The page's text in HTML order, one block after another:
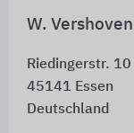
W. Vershoven
Riedingerstr. 10
45141 Essen
Deutschland